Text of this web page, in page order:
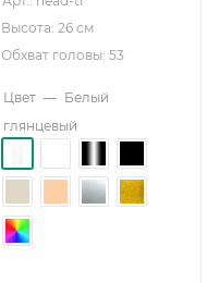
Высота: 26 см
Обхват головы: 53
Цвет — Белый
глянцевый